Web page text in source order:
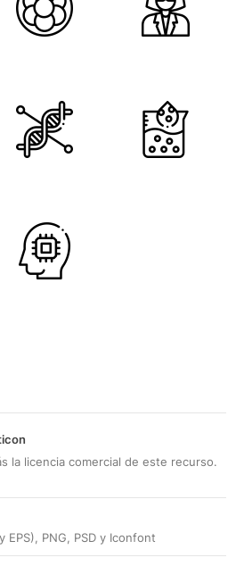
la licencia comercial de este recurso.
EPS), PNG, PSD y Iconfont